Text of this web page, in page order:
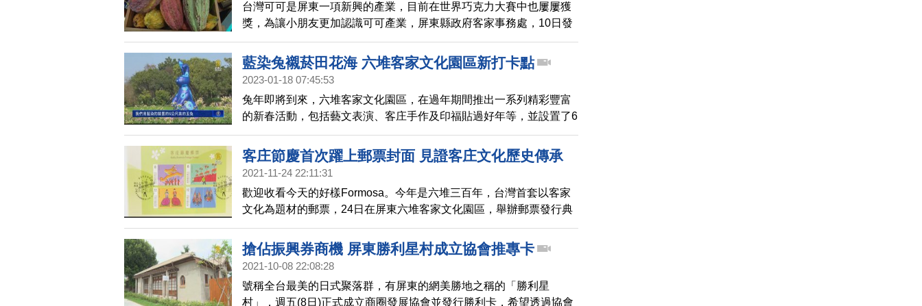
台灣可可是屏東一項新興的產業，目前在世界巧克力大賽中也屢屢獲
獎，為讓小朋友更加認識可可產業，屏東縣政府客家事務處，10日發
表可可客中英三語繪本《寶弟的可可之旅》，並結合AR軟體遊戲，寓
教於樂讓人更了解屏東可可產業。
藍染兔襯菸田花海 六堆客家文化園區新打卡點
2023-01-18 07:45:53
兔年即將到來，六堆客家文化園區，在過年期間推出一系列精彩豐富
的新春活動，包括藝文表演、客庄手作及印福貼過好年等，並設置了6
公尺高的藍染兔，要讓民眾來體驗客家文化。
客庄節慶首次躍上郵票封面 見證客庄文化歷史傳承
2021-11-24 22:11:31
歡迎收看今天的好樣Formosa。今年是六堆三百年，台灣首套以客家
文化為題材的郵票，24日在屏東六堆客家文化園區，舉辦郵票發行典
禮，這套客庄節慶郵票，一套4張，也讓客家民俗的文化縮影，得以透
過郵票傳遞。
搶佔振興券商機 屏東勝利星村成立協會推專卡
2021-10-08 22:08:28
號稱全台最美的日式聚落群，有屏東的網美勝地之稱的「勝利星
村」，週五(8日)正式成立商圈發展協會並發行勝利卡，希望透過協會